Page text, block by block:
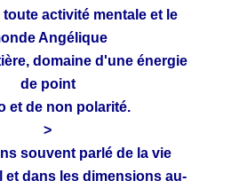
toute activité mentale et le
Angélique
domaine d'une énergie
de point
et de non polarité.
>
souvent parlé de la vie
et dans les dimensions au-